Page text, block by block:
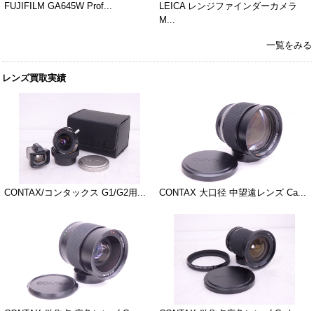
FUJIFILM GA645W Prof...
LEICA レンジファインダーカメラ
M...
一覧をみる
レンズ買取実績
CONTAX/コンタックス G1/G2用... CONTAX 大口径 中望遠レンズ Ca...